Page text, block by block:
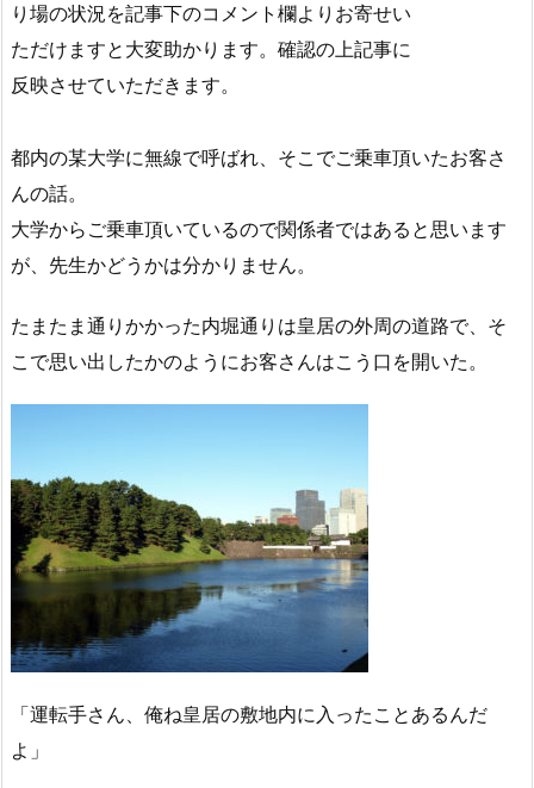
り場の状況を記事下のコメント欄よりお寄せい
ただけますと大変助かります。確認の上記事に
反映させていただきます。
都内の某大学に無線で呼ばれ、そこでご乗車頂いたお客さ
んの話。
大学からご乗車頂いているので関係者ではあると思います
が、先生かどうかは分かりません。
たまたま通りかかった内堀通りは皇居の外周の道路で、そ
こで思い出したかのようにお客さんはこう口を開いた。
「運転手さん、俺ね皇居の敷地内に入ったことあるんだ
よ」